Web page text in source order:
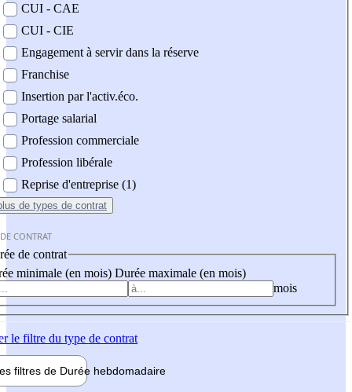
CUI - CAE
CUI - CIE
Engagement à servir dans la réserve
Franchise
Insertion par l'activ.éco.
Portage salarial
Profession commerciale
Profession libérale
Reprise d'entreprise (1)
de types de contrat
CONTRAT
de contrat
minimale (en mois) Durée maximale (en mois)
mois
le filtre du type de contrat
filtres de Durée hebdomadaire